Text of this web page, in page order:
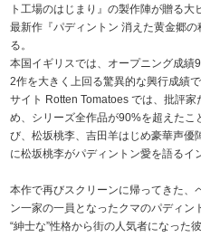
ト工場のはじまり』の製作陣が贈る
最新作『パディントン 消えた黄金郷
る。
本国イギリスでは、オープニング成
2作を大きく上回る驚異的な興行成績
サイト Rotten Tomatoes では、批評
め、シリーズ全作品が90%を超えた
び、松坂桃李、吉田羊はじめ豪華声優
に松坂桃李がパディントン愛を語るイ
本作で再びスクリーンに帰ってきた、
ン一家の一員となったクマのパディン
“紳士な”性格から街の人気者になった